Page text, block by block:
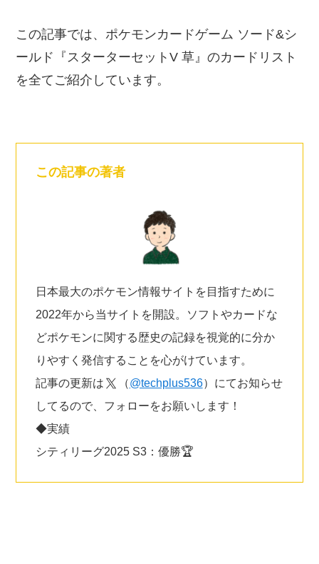
この記事では、ポケモンカードゲーム ソード&シ
ールド『スターターセットV 草』のカードリスト
を全てご紹介しています。
この記事の著者
日本最大のポケモン情報サイトを目指すために
2022年から当サイトを開設。ソフトやカードな
どポケモンに関する歴史の記録を視覚的に分か
りやすく発信することを心がけています。
記事の更新は
（@techplus536）にてお知らせ
してるので、フォローをお願いします！
◆実績
シティリーグ2025 S3：優勝🏆